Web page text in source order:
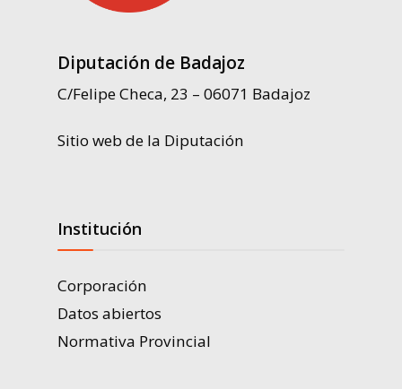
Diputación de Badajoz
C/Felipe Checa, 23 – 06071 Badajoz
Sitio web de la Diputación
Institución
Corporación
Datos abiertos
Normativa Provincial